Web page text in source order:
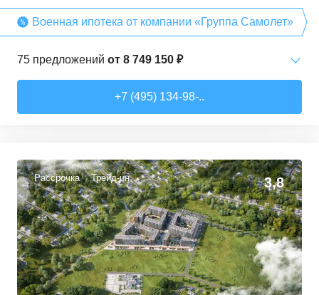
Военная ипотека от компании «Группа Самолет»
75 предложений от 8 749 150 ₽
32,74–49,35м² 40 предложений
2-комн. кв. от13 372 380 ₽
53,05–62,7м² 10 предложений
3-комн. кв. от 17 498 090 ₽
76,45–81,28м² 11 предложений
+7 (495) 134-98-..
Рассрочка Трейд-ин 3,8